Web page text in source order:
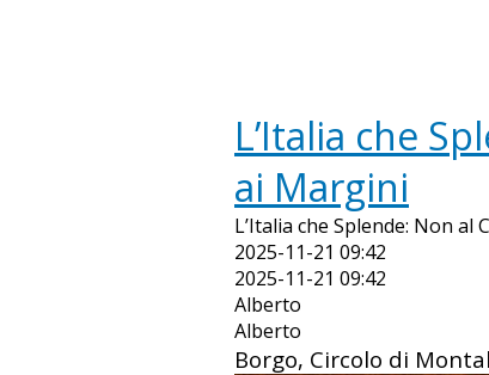
L’Italia che
ai Margini
L’Italia che Splende: Non al
2025-11-21 09:42
2025-11-21 09:42
Alberto
Alberto
Borgo, Circolo di